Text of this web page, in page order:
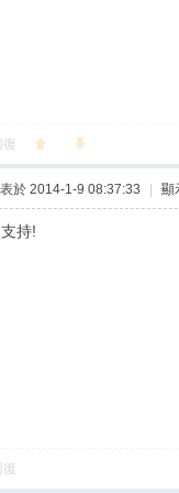
復
於 2014-1-9 08:37:33 顯
持!
復